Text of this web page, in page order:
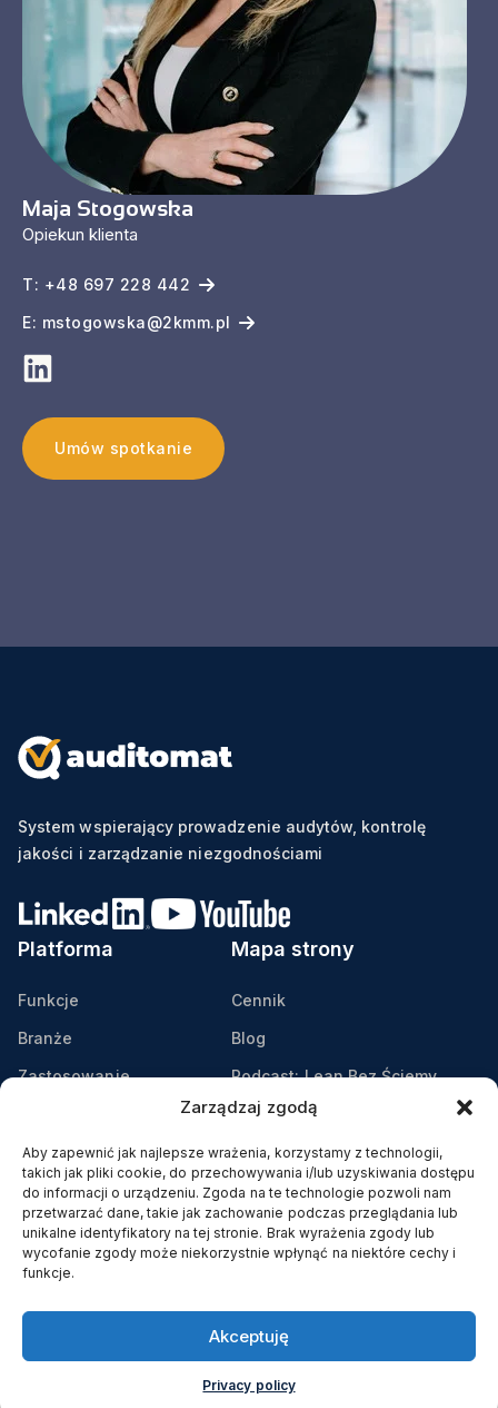
Zarządzaj zgodą
Aby zapewnić jak najlepsze wrażenia, korzystamy z technologii,
takich jak pliki cookie, do przechowywania i/lub uzyskiwania dostępu
do informacji o urządzeniu. Zgoda na te technologie pozwoli nam
przetwarzać dane, takie jak zachowanie podczas przeglądania lub
unikalne identyfikatory na tej stronie. Brak wyrażenia zgody lub
wycofanie zgody może niekorzystnie wpłynąć na niektóre cechy i
funkcje.
Akceptuję
Privacy policy
Maja Stogowska
Opiekun klienta
T: +48 697 228 442
E: mstogowska@2kmm.pl
Umów spotkanie
System wspierający prowadzenie audytów, kontrolę
jakości i zarządzanie niezgodnościami
Platforma
Funkcje
Branże
Zastosowanie
Pobierz broszurę
Bezpieczna infrastruktura
IT
Sprawdź Lean Hub!
Mapa strony
Cennik
Blog
Podcast: Lean Bez Ściemy
Wydarzenia
Webinaria
Helpdesk
Kontakt
Polityka prywatności i cookies
})